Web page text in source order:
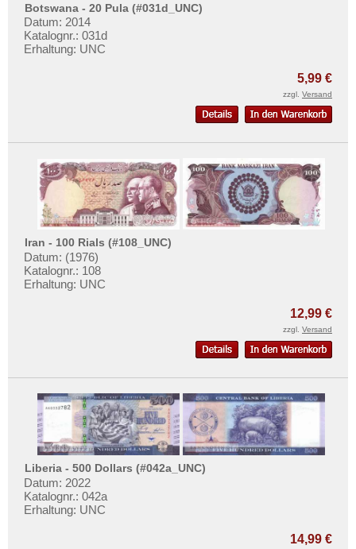
Botswana - 20 Pula (#031d_UNC)
Datum: 2014
Katalognr.: 031d
Erhaltung: UNC
5,99 €
zzgl. Versand
Iran - 100 Rials (#108_UNC)
Datum: (1976)
Katalognr.: 108
Erhaltung: UNC
12,99 €
zzgl. Versand
Liberia - 500 Dollars (#042a_UNC)
Datum: 2022
Katalognr.: 042a
Erhaltung: UNC
14,99 €